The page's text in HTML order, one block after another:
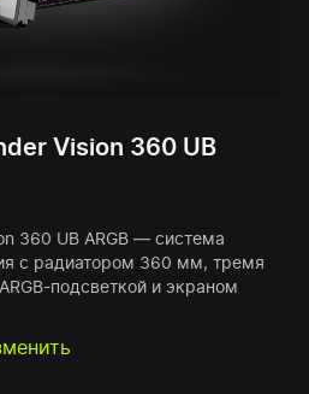
Vision 360 UB
360 UB ARGB — система
с радиатором 360 мм, тремя
подсветкой и экраном